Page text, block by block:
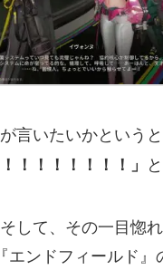
言いたいかというと
！！！！！！！」
して、その一目惚
ンドフィールド』